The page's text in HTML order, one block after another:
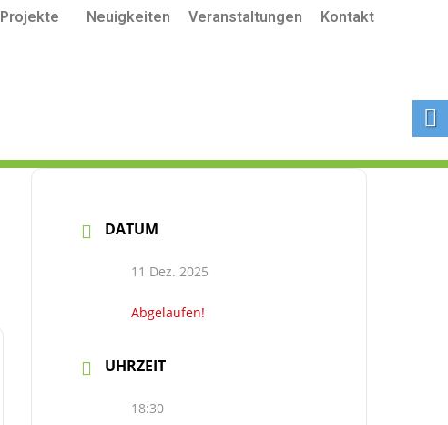
Projekte Neuigkeiten Veranstaltungen Kontakt
DATUM
11 Dez. 2025
Abgelaufen!
UHRZEIT
18:30